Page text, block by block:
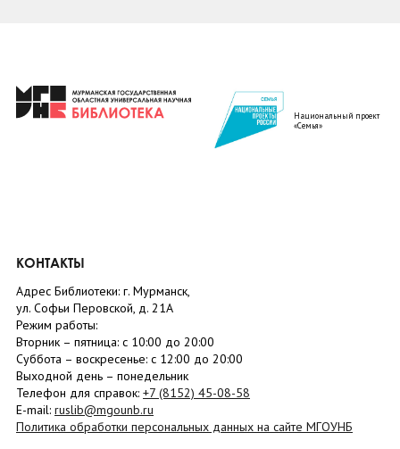
Национальный проект
«Семья»
КОНТАКТЫ
Адрес Библиотеки: г. Мурманск,
ул. Софьи Перовской, д. 21А
Режим работы:
Вторник – пятница: с 10:00 до 20:00
Суббота – воскресенье: c 12:00 до 20:00
Выходной день – понедельник
Телефон для справок: +7 (8152) 45-08-58
E-mail: ruslib@mgounb.ru
Политика обработки персональных данных на сайте МГОУНБ